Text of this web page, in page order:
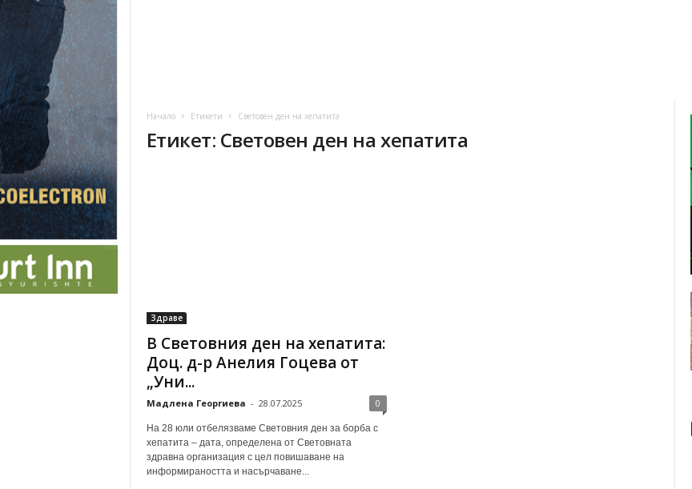
Начало Етикети Световен ден на хепатита
Етикет: Световен ден на хепатита
Здраве
В Световния ден на хепатита:
Доц. д-р Анелия Гоцева от
„Уни...
Мадлена Георгиева - 28.07.2025 0
На 28 юли отбелязваме Световния ден за борба с
хепатита – дата, определена от Световната
здравна организация с цел повишаване на
информираността и насърчаване...